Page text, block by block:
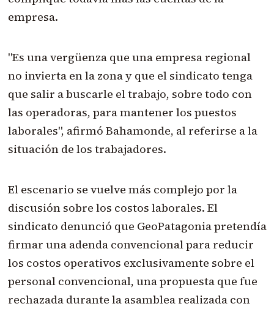
empresa.
"Es una vergüenza que una empresa regional
no invierta en la zona y que el sindicato tenga
que salir a buscarle el trabajo, sobre todo con
las operadoras, para mantener los puestos
laborales", afirmó Bahamonde, al referirse a la
situación de los trabajadores.
El escenario se vuelve más complejo por la
discusión sobre los costos laborales. El
sindicato denunció que GeoPatagonia pretendía
firmar una adenda convencional para reducir
los costos operativos exclusivamente sobre el
personal convencional, una propuesta que fue
rechazada durante la asamblea realizada con